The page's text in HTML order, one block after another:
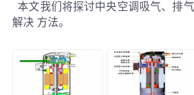
本文我们将探讨中央空调吸气、排
解决 方法。